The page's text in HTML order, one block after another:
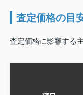
査定価格の目
査定価格に影響する